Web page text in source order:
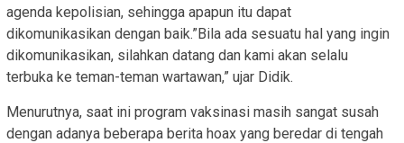
agenda kepolisian, sehingga apapun itu dapat
dikomunikasikan dengan baik.”Bila ada sesuatu hal yang ingin
dikomunikasikan, silahkan datang dan kami akan selalu
terbuka ke teman-teman wartawan,” ujar Didik.
Menurutnya, saat ini program vaksinasi masih sangat susah
dengan adanya beberapa berita hoax yang beredar di tengah